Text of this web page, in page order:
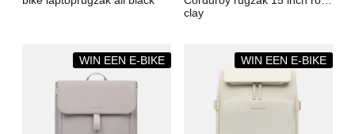
clay
WIN EEN E-BIKE WIN EEN E-BIKE